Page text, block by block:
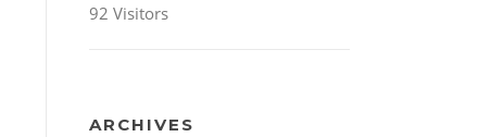
92 Visitors
ARCHIVES